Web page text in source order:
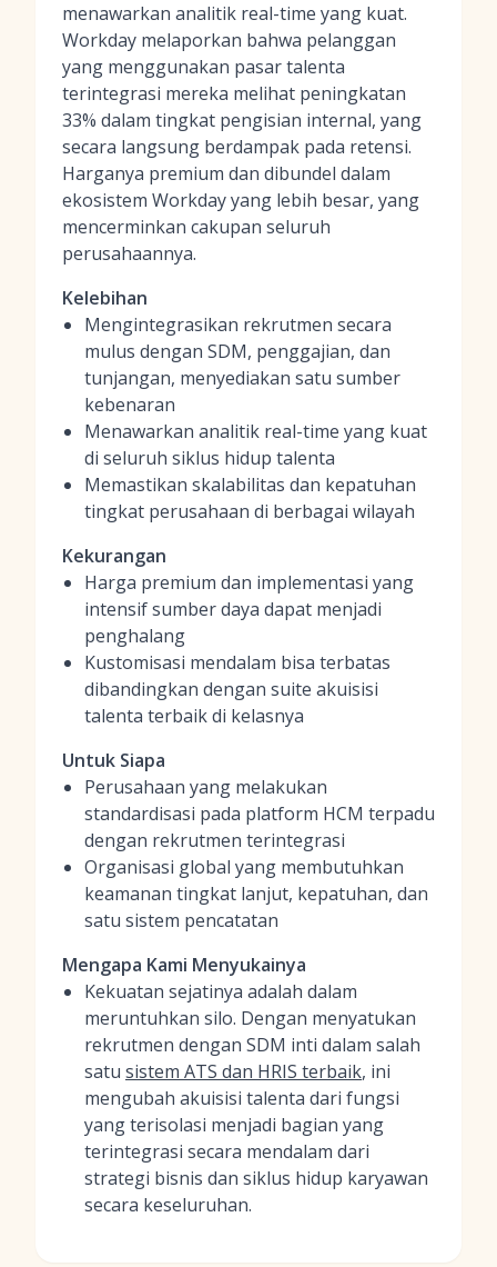
menawarkan analitik real-time yang kuat.
Workday melaporkan bahwa pelanggan
yang menggunakan pasar talenta
terintegrasi mereka melihat peningkatan
33% dalam tingkat pengisian internal, yang
secara langsung berdampak pada retensi.
Harganya premium dan dibundel dalam
ekosistem Workday yang lebih besar, yang
mencerminkan cakupan seluruh
perusahaannya.
Kelebihan
Mengintegrasikan rekrutmen secara
mulus dengan SDM, penggajian, dan
tunjangan, menyediakan satu sumber
kebenaran
Menawarkan analitik real-time yang kuat
di seluruh siklus hidup talenta
Memastikan skalabilitas dan kepatuhan
tingkat perusahaan di berbagai wilayah
Kekurangan
Harga premium dan implementasi yang
intensif sumber daya dapat menjadi
penghalang
Kustomisasi mendalam bisa terbatas
dibandingkan dengan suite akuisisi
talenta terbaik di kelasnya
Untuk Siapa
Perusahaan yang melakukan
standardisasi pada platform HCM terpadu
dengan rekrutmen terintegrasi
Organisasi global yang membutuhkan
keamanan tingkat lanjut, kepatuhan, dan
satu sistem pencatatan
Mengapa Kami Menyukainya
Kekuatan sejatinya adalah dalam
meruntuhkan silo. Dengan menyatukan
rekrutmen dengan SDM inti dalam salah
satu sistem ATS dan HRIS terbaik, ini
mengubah akuisisi talenta dari fungsi
yang terisolasi menjadi bagian yang
terintegrasi secara mendalam dari
strategi bisnis dan siklus hidup karyawan
secara keseluruhan.